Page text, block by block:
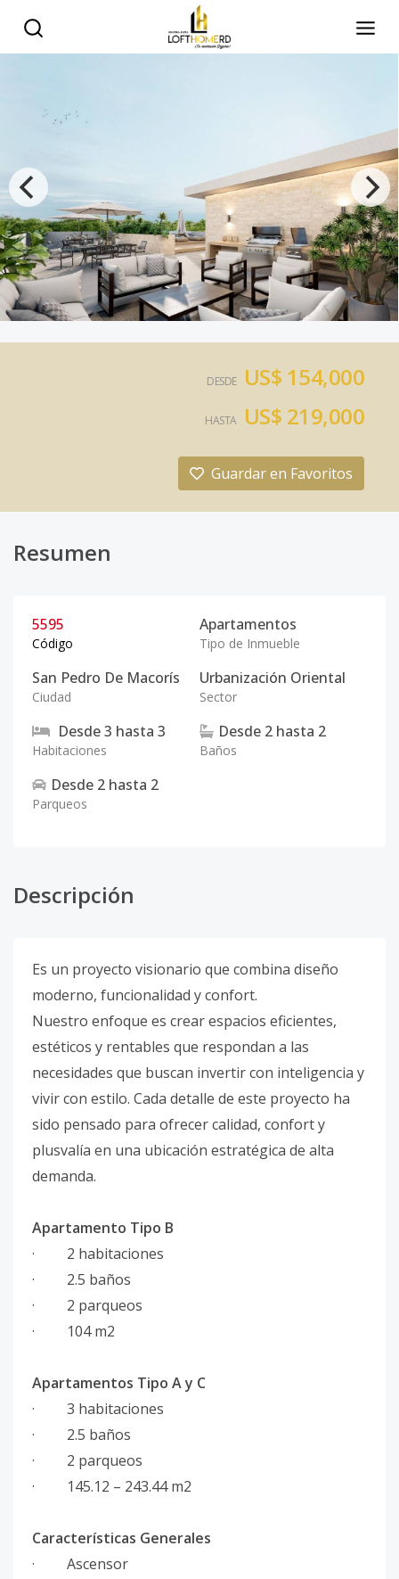
DESDE US$ 154,000
HASTA US$ 219,000
Guardar en Favoritos
Resumen
5595
Código
Apartamentos
Tipo de Inmueble
San Pedro De Macorís
Ciudad
Urbanización Oriental
Sector
Desde3 hasta 3
Habitaciones
Desde 2 hasta 2
Baños
Desde 2 hasta 2
Parqueos
Descripción
Es un proyecto visionario que combina diseño
moderno, funcionalidad y confort.
Nuestro enfoque es crear espacios eficientes,
estéticos y rentables que respondan a las
necesidades que buscan invertir con inteligencia y
vivir con estilo. Cada detalle de este proyecto ha
sido pensado para ofrecer calidad, confort y
plusvalía en una ubicación estratégica de alta
demanda.
Apartamento Tipo B
· 2 habitaciones
· 2.5 baños
· 2 parqueos
· 104 m2
Apartamentos Tipo A y C
· 3 habitaciones
· 2.5 baños
· 2 parqueos
· 145.12 – 243.44 m2
Características Generales
· Ascensor